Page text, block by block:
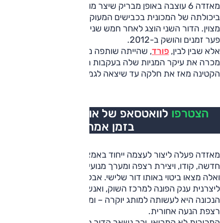
מאזדה 6 עוצבה באופן מבריק שיצר מופע דינמי, והיה לכך ביטוי
ביכולתה של המכונית בכבישים המעוקלים; היא נראתה וננהגה
מצוין. הדור השני הוצג לאחר חמש שנים, וזה השלישי שימר אותו
פער זמנים והושק ב-2012.
אלא שבין לבין, פורד
הקטינה מאז את חלקה עד שיצאה לגמרי מהעסק ב-2015.
הצטרפו לוואטסאפ של אוטו, כל העדכונים
בזמן אמת
מאזדה פעלה ליצור לעצמה ייחוד באמצעות פיתוח שפת עיצוב
ואלה מצאו ביטוי באותו דור שלישי. אבל מאזדה לא הייתה
ליצרנית ענק הפונה למרכז השוק, ואנשיה החליטו כי הדרך
הנכונה היא לעשותה למותג יוקרה – ומכאן אותה כוונה ליצירת
רצפת הנעה אחורית.